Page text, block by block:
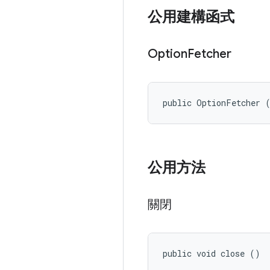
公用建構函式
OptionFetcher
public OptionFetcher
公用方法
關閉
public void close ()